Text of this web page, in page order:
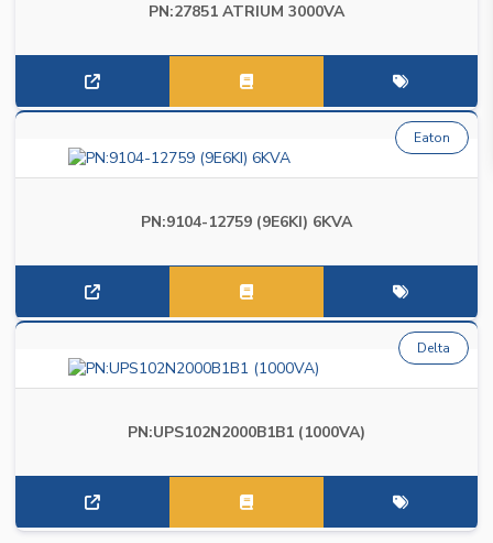
PN:27851 ATRIUM 3000VA
PN:9104-12759 (9E6KI) 6KVA
Eaton
PN:UPS102N2000B1B1 (1000VA)
Delta